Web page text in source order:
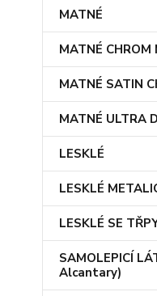
MATNÉ
MATNÉ CHROM
MATNÉ SATIN
MATNÉ ULTRA
LESKLÉ
LESKLÉ
LESKLÉ SE
SAMOLEPICÍ
Alcantary)